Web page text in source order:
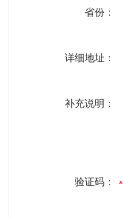
省份：
详细地址：
补充说明：
验证码：